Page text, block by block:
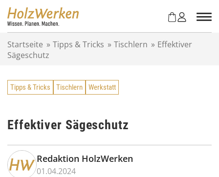
Startseite » Tipps & Tricks » Tischlern » Effektiver
Sägeschutz
Tipps & Tricks Tischlern Werkstatt
Effektiver Sägeschutz
Redaktion HolzWerken
01.04.2024